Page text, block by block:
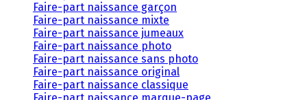
Faire-part naissance garçon
Faire-part naissance mixte
Faire-part naissance jumeaux
Faire-part naissance photo
Faire-part naissance sans photo
Faire-part naissance original
Faire-part naissance classique